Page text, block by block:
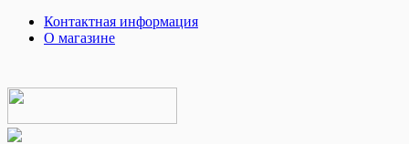
Контактная информация
О магазине